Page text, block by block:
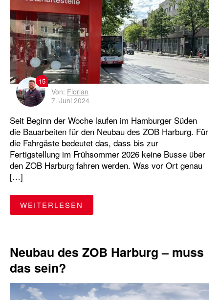
15
Von: Florian
7. Juni 2024
Seit Beginn der Woche laufen im Hamburger Süden
die Bauarbeiten für den Neubau des ZOB Harburg. Für
die Fahrgäste bedeutet das, dass bis zur
Fertigstellung im Frühsommer 2026 keine Busse über
den ZOB Harburg fahren werden. Was vor Ort genau
[…]
WEITERLESEN
Neubau des ZOB Harburg – muss
das sein?